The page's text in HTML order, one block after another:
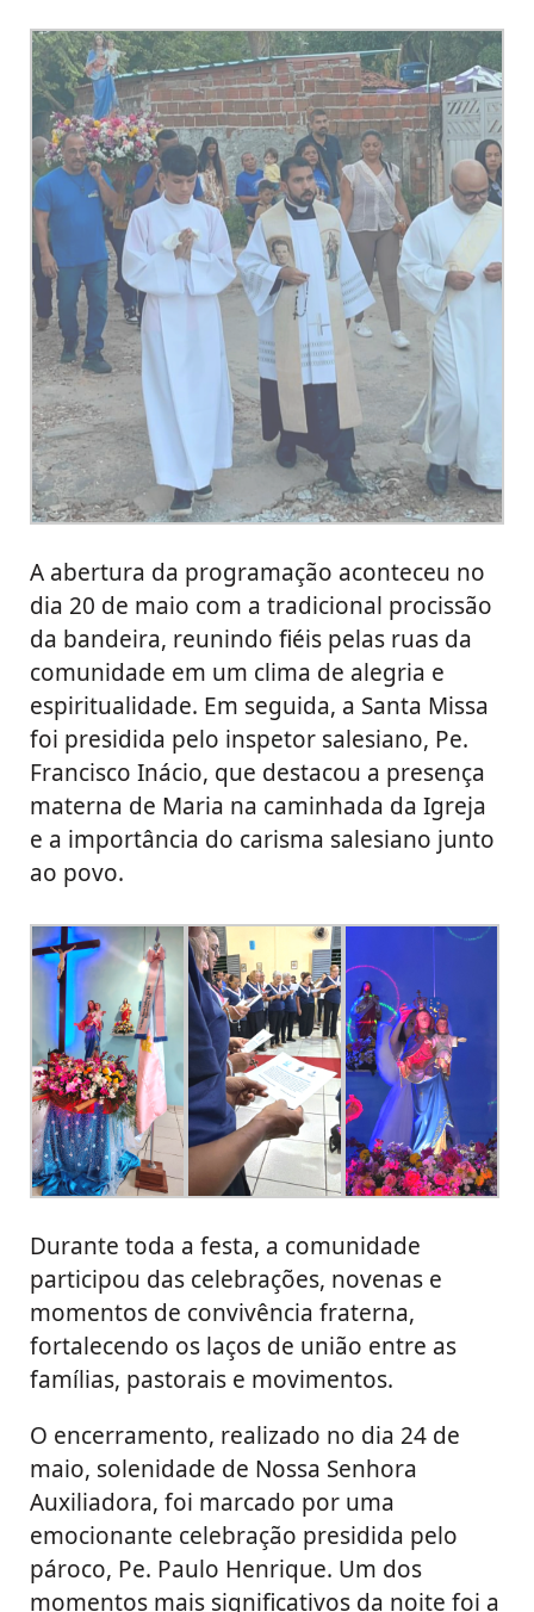
A abertura da programação aconteceu no
dia 20 de maio com a tradicional procissão
da bandeira, reunindo fiéis pelas ruas da
comunidade em um clima de alegria e
espiritualidade. Em seguida, a Santa Missa
foi presidida pelo inspetor salesiano, Pe.
Francisco Inácio, que destacou a presença
materna de Maria na caminhada da Igreja
e a importância do carisma salesiano junto
ao povo.
Durante toda a festa, a comunidade
participou das celebrações, novenas e
momentos de convivência fraterna,
fortalecendo os laços de união entre as
famílias, pastorais e movimentos.
O encerramento, realizado no dia 24 de
maio, solenidade de Nossa Senhora
Auxiliadora, foi marcado por uma
emocionante celebração presidida pelo
pároco, Pe. Paulo Henrique. Um dos
momentos mais significativos da noite foi a